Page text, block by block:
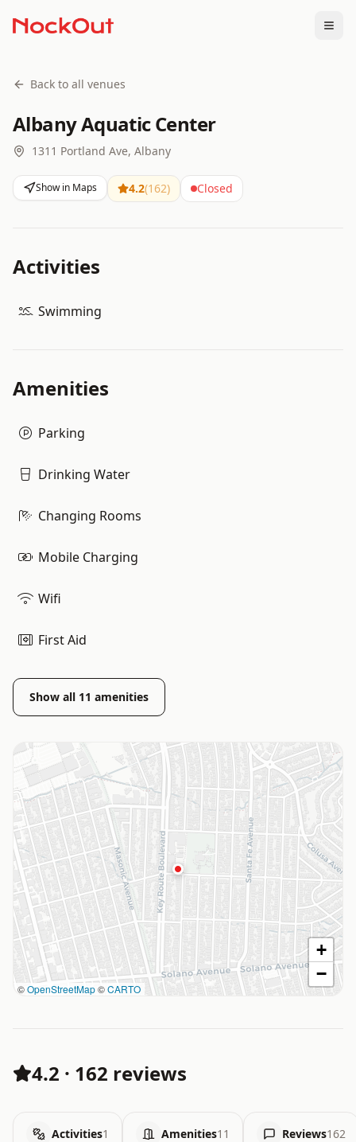
Back to all venues
Albany Aquatic Center
1311 Portland Ave, Albany
Show in Maps 4.2(162) Closed
Activities
Swimming
Amenities
Parking
Drinking Water
Changing Rooms
Mobile Charging
Wifi
First Aid
Show all 11 amenities
©OpenStreetMap©CARTO
+
−
4.2 · 162 reviews
Activities1 Amenities11 Reviews162